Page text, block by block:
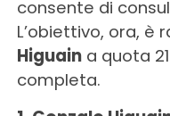
consente di
L’obiettivo, ora, è
Higuaina quota
completa.